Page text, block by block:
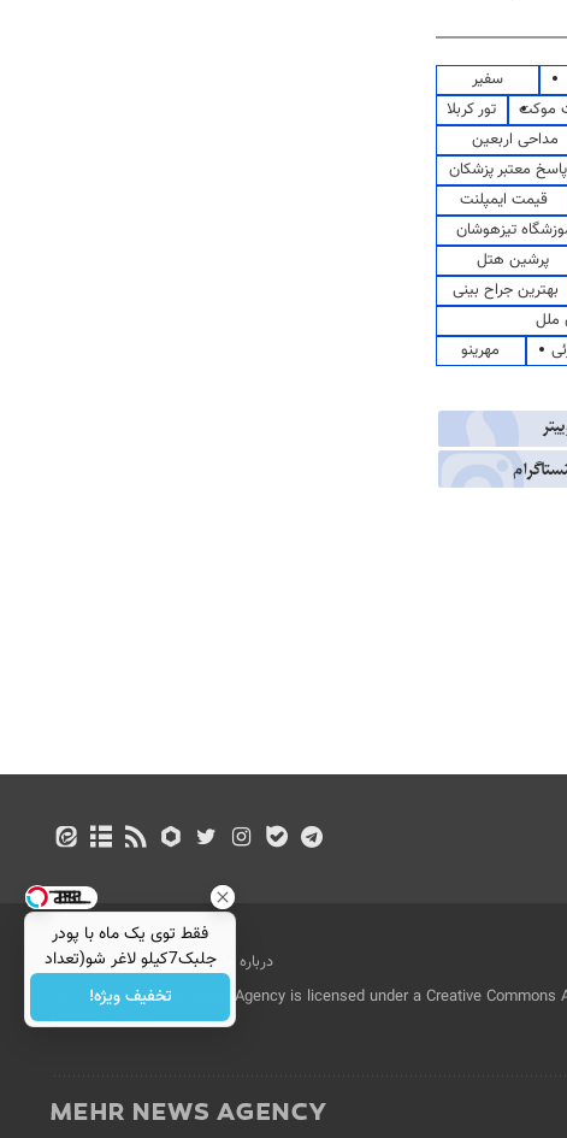
سفیر
موکت
تور کربلا
مداحی اربعین
معتبر پزشکان
قیمت ایمپلنت
تیزهوشان
پرشین هتل
بهترین جراح بینی
ملل
مهرینو
درباره ما تماس با ما
بازرگانی
All Content by Mehr News Agency is licensed under a Creative
License.
فقط توی یک ماه با پودر
جلبک7کیلو لاغر شو(تعداد
محدود)
تخفیف ویژه!